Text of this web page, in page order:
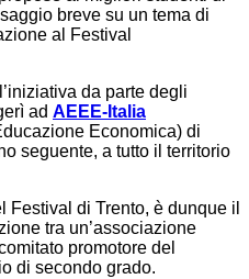
breve su un tema di
al Festival
da parte degli
ad AEEE-Italia
Economica) di
seguente, a tutto il territorio
Festival di Trento, è dunque il
tra un’associazione
promotore del
di secondo grado.